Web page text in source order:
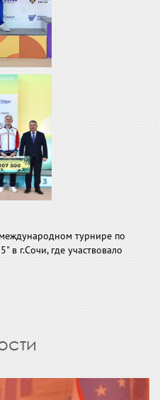
турнире по
в г.Сочи, где участвовало